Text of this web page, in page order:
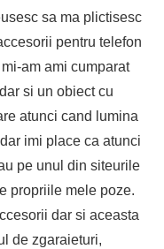
sa ma plictisesc
pentru telefon
am ami cumparat
si un obiect cu
atunci cand lumina
imi place ca atunci
pe unul din siteurile
propriile mele poze.
dar si aceasta
de zgaraieturi,